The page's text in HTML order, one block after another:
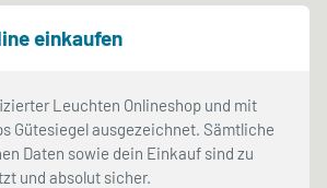
einkaufen
Leuchten Onlineshop und mit
Gütesiegel ausgezeichnet. Sämtliche
Daten sowie dein Einkauf sind zu
und absolut sicher.